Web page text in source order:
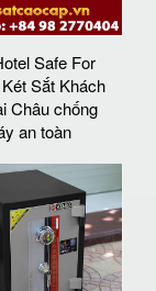
Safe For
Sắt Khách
Châu chống
an toàn